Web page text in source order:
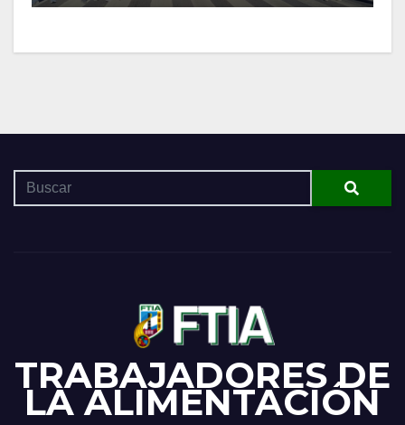
TRABAJADORES DE
LA ALIMENTACIÓN